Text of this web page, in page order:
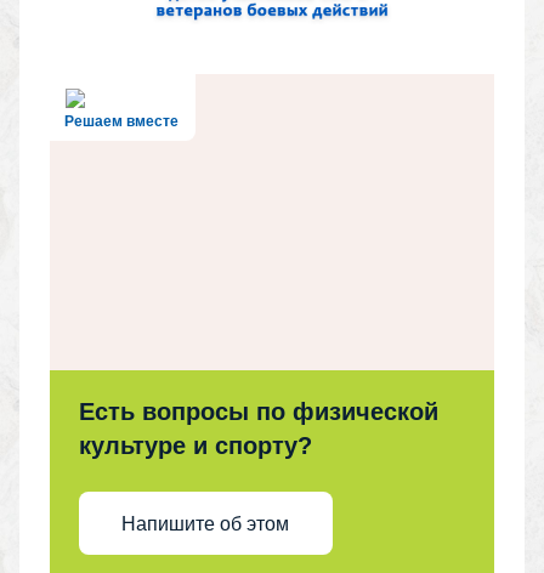
Решаем вместе
Есть вопросы по физической
культуре и спорту?
Напишите об этом